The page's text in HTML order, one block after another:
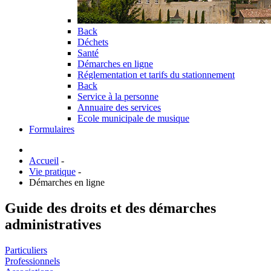
Back
Déchets
Santé
Démarches en ligne
Réglementation et tarifs du stationnement
Back
Service à la personne
Annuaire des services
Ecole municipale de musique
Formulaires
Accueil -
Vie pratique -
Démarches en ligne
Guide des droits et des démarches
administratives
Particuliers
Professionnels